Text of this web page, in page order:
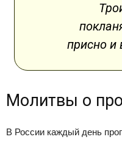
присно и
Молитвы о
В России каждый день